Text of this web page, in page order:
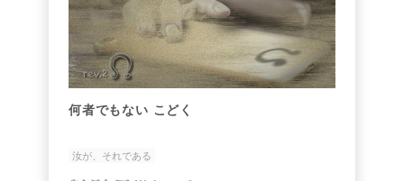
何者でもない こどく
汝が、それである